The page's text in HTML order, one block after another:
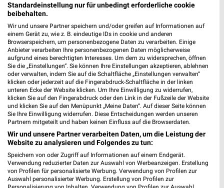
335,94 km
REWE Petersberg
Alte Ziegelei 3
36100 Petersberg
Heute 07:00 - 21:00 Uhr | Geöffnet
335,97 km • Angebote: 2 Prospekte
tegut... Fulda
Bahnhofstraße 25
36037 Fulda
Heute 05:30 - 21:00 Uhr | Geöffnet
337,66 km
Standardeinstellung nur für unbedingt erforderliche cookie
beibehalten.
Wir und unsere Partner speichern und/oder greifen auf Informationen auf
einem Gerät zu, wie z. B. eindeutige IDs in cookie und anderen
Browserspeichern, um personenbezogene Daten zu verarbeiten. Einige
Anbieter verarbeiten Ihre personenbezogenen Daten möglicherweise
aufgrund eines berechtigten Interesses. Um dem zu widersprechen, öffnen
Sie die „Einstellungen“. Sie können Ihre Einstellungen akzeptieren, ablehnen
oder verwalten, indem Sie auf die Schaltfläche „Einstellungen verwalten“
klicken oder jederzeit auf die Fingerabdruck-Schaltfläche in der linken
unteren Ecke der Website klicken. Um Ihre Einwilligung zu widerrufen,
klicken Sie auf den Fingerabdruck oder den Link in der Fußzeile der Website
und klicken Sie auf den Menüpunkt „Meine Daten“. Auf dieser Seite können
Sie Ihre Einwilligung widerrufen. Diese Entscheidungen werden unseren
Partnern mitgeteilt und haben keinen Einfluss auf die Browserdaten.
Wir und unsere Partner verarbeiten Daten, um die Leistung der
Website zu analysieren und Folgendes zu tun:
Speichern von oder Zugriff auf Informationen auf einem Endgerät.
Verwendung reduzierter Daten zur Auswahl von Werbeanzeigen. Erstellung
von Profilen für personalisierte Werbung. Verwendung von Profilen zur
Auswahl personalisierter Werbung. Erstellung von Profilen zur